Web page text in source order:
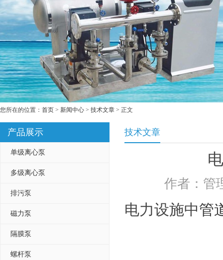
您所在的位置： 首页 > 新闻中心 > 技术文章 > 正文
产品展示
单级离心泵
多级离心泵
排污泵
磁力泵
隔膜泵
螺杆泵
技术文章
作者：
电力设施中管